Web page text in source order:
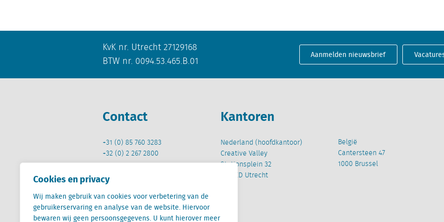
Cookies en privacy
Wij maken gebruik van cookies voor verbetering van de
gebruikerservaring en analyse van de website. Hiervoor
bewaren wij geen persoonsgegevens. U kunt hierover meer
KvK nr. Utrecht 27129168
BTW nr. 0094.53.465.B.01
Aanmelden nieuwsbrief
Contact
+31 (0) 85 760 3283
+32 (0) 2 267 2800
Kantoren
Nederland (hoofdkantoor)
Creative Valley
Stationsplein 32
3511 ED Utrecht
België
Cantersteen 47
1000 Brussel